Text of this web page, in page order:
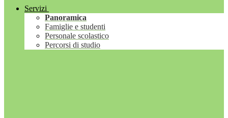
Servizi
Panoramica
Famiglie e studenti
Personale scolastico
Percorsi di studio